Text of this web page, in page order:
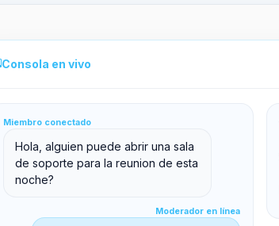
Consola en vivo
Miembro conectado
Hola, alguien puede abrir una sala
de soporte para la reunion de esta
noche?
Moderador en línea
Administración directa desde el panel